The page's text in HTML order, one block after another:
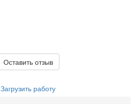
Оставить отзыв
Загрузить работу